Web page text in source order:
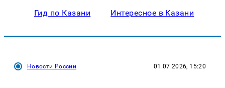
Гид по Казани Интересное в Казани
Новости России 01.07.2026, 15:20